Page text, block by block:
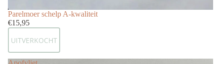
Uitverkocht
Parelmoer schelp A-kwaliteit
€15,95
UITVERKOCHT